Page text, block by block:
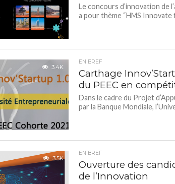
Le concours d’innovation de
a pour thème “HMS
3.4K
EN BREF
Carthage
du PEEC en
Dans le cadre du Projet
par la Banque Mondiale,
3.5K
EN BREF
Ouverture des
de l’Innovation